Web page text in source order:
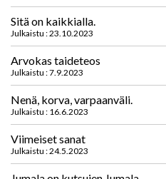
Sitä on kaikkialla.
Julkaistu : 23.10.2023
Arvokas taideteos
Julkaistu : 7.9.2023
Nenä, korva, varpaanväli.
Julkaistu : 16.6.2023
Viimeiset sanat
Julkaistu : 24.5.2023